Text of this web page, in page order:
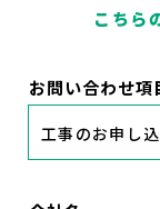
こちら
お問い合わせ項